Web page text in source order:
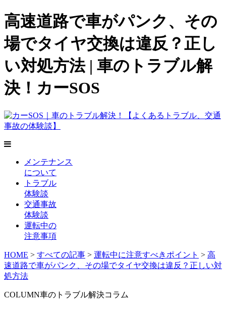
高速道路で車がパンク、その
場でタイヤ交換は違反？正し
い対処方法 | 車のトラブル解
決！カーSOS
メンテナンス
について
トラブル
体験談
交通事故
体験談
運転中の
注意事項
HOME > すべての記事 > 運転中に注意すべきポイント > 高
速道路で車がパンク、その場でタイヤ交換は違反？正しい対
処方法
COLUMN車のトラブル解決コラム